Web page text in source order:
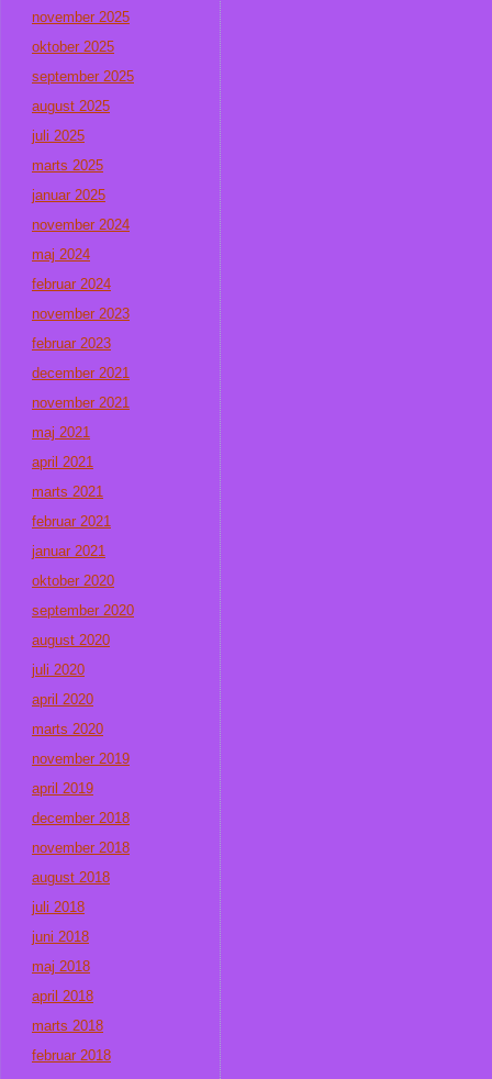
november 2025
oktober 2025
september 2025
august 2025
juli 2025
marts 2025
januar 2025
november 2024
maj 2024
februar 2024
november 2023
februar 2023
december 2021
november 2021
maj 2021
april 2021
marts 2021
februar 2021
januar 2021
oktober 2020
september 2020
august 2020
juli 2020
april 2020
marts 2020
november 2019
april 2019
december 2018
november 2018
august 2018
juli 2018
juni 2018
maj 2018
april 2018
marts 2018
februar 2018